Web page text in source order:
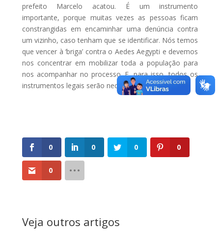
prefeito Marcelo acatou. É um instrumento
importante, porque muitas vezes as pessoas ficam
constrangidas em encaminhar uma denúncia contra
um vizinho, caso tenham que se identificar. Nós temos
que vencer à ‘briga’ contra o Aedes Aegypti e devemos
nos concentrar em mobilizar toda a população para
nos acompanhar no processo. E, para isso, todos os
instrumentos legais serão necessários”, concluiu.
0 0 0 0
0
Veja outros artigos